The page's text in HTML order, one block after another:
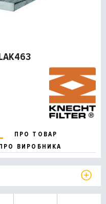
ПРО ТОВАР
ВИРОБНИКА